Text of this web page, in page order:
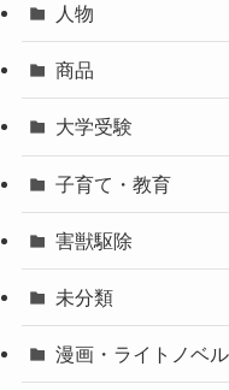
人物
商品
大学受験
子育て・教育
害獣駆除
未分類
漫画・ライトノベル